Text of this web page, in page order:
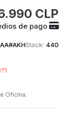
CLP
de pago
Stock: 440
Oficina.